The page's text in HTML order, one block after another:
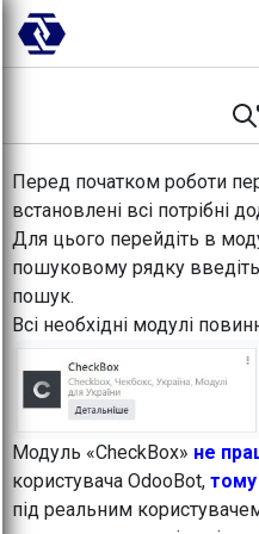
Skip to Content
Перед початком роботи
встановлені всі потрібні
Для цього перейдіть в
пошуковому рядку введіть
пошук.
Всі необхідні модулі
Модуль «CheckBox» не
користувача OdooBot, тому
під реальним